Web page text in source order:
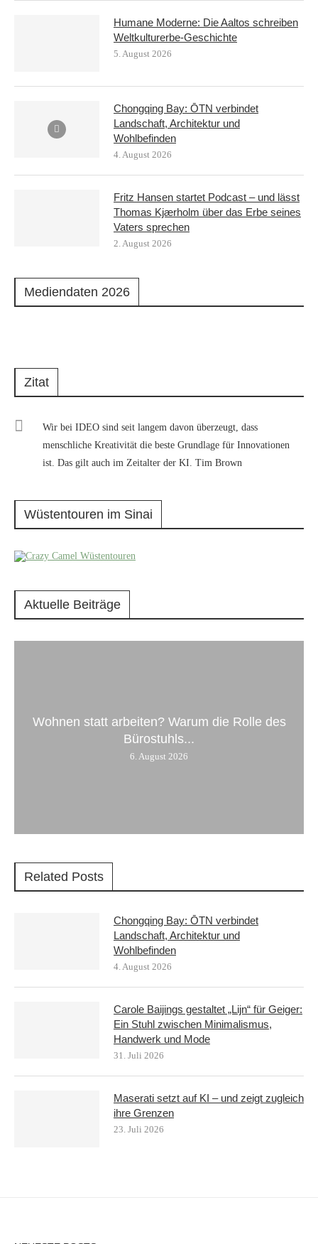
Humane Moderne: Die Aaltos schreiben
Weltkulturerbe-Geschichte
5. August 2026
Chongqing Bay: ŌTN verbindet
Landschaft, Architektur und
Wohlbefinden
4. August 2026
Fritz Hansen startet Podcast – und lässt
Thomas Kjærholm über das Erbe seines
Vaters sprechen
2. August 2026
Mediendaten 2026
Zitat
Wir bei IDEO sind seit langem davon überzeugt, dass
menschliche Kreativität die beste Grundlage für Innovationen
ist. Das gilt auch im Zeitalter der KI. Tim Brown
Wüstentouren im Sinai
Aktuelle Beiträge
Wohnen statt arbeiten? Warum die Rolle des
Bürostuhls...
6. August 2026
Related Posts
Chongqing Bay: ŌTN verbindet
Landschaft, Architektur und
Wohlbefinden
4. August 2026
Carole Baijings gestaltet „Lijn“ für Geiger:
Ein Stuhl zwischen Minimalismus,
Handwerk und Mode
31. Juli 2026
Maserati setzt auf KI – und zeigt zugleich
ihre Grenzen
23. Juli 2026